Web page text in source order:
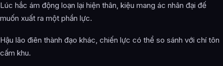
Lúc hắc ám động loạn lại hiện thân, kiệu mang ác nhân đại đế
muốn xuất ra một phần lực.
Hậu lão điên thành đạo khác, chiến lực có thể so sánh với chí tôn
cấm khu.